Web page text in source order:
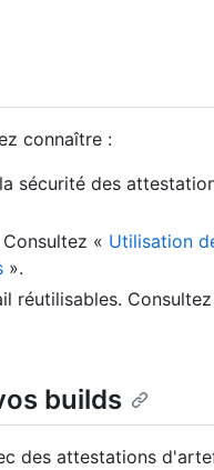
connaître :
sécurité des
« Utilisation
».
réutilisables. Consultez
builds
des attestations